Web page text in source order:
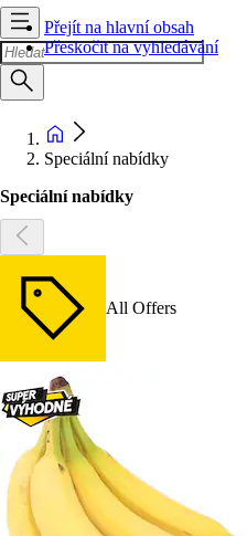
Přejít na hlavní obsah
Přeskočit na vyhledávání
Speciální nabídky
Speciální nabídky
All Offers